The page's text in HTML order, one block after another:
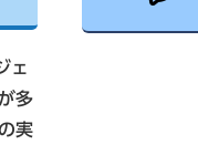
ェ
多
実